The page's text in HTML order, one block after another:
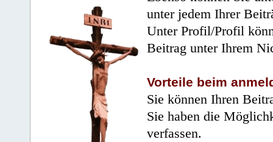
unter jedem Ihrer
Unter Profil/Profil
Beitrag unter Ihrem
Vorteile beim
Sie können Ihren
Sie haben die
verfassen.